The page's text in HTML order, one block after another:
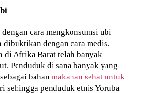
cara mengkonsumsi ubi
dibuktikan dengan cara medis.
di Afrika Barat telah banyak
Penduduk di sana banyak yang
bahanmakanan sehat untuk
sehingga penduduk etnis Yoruba